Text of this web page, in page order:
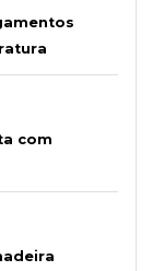
com